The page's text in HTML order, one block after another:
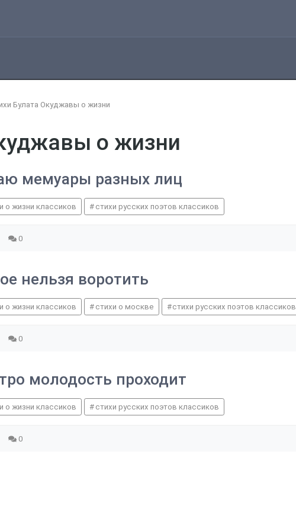
Булата Окуджавы о жизни
о жизни
мемуары разных лиц
о жизни классиков стихи русских поэтов классиков
0
нельзя воротить
о жизни классиков стихи о москве стихи русских поэтов классиков
0
молодость проходит
о жизни классиков стихи русских поэтов классиков
0